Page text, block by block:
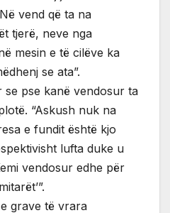
vend që ta na
tjerë, neve nga
mesin e të cilëve ka
se ata”.
se pse kanë vendosur ta
“Askush nuk na
e fundit është kjo
lufta duke u
vendosur edhe për
grave të vrara